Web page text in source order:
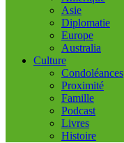
Asie
Diplomatie
Europe
Australia
Culture
Condoléances
Proximité
Famille
Podcast
Livres
Histoire